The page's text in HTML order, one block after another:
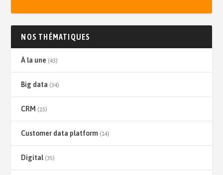
NOS THÉMATIQUES
À la une (43)
Big data (34)
CRM (15)
Customer data platform (14)
Digital(35)